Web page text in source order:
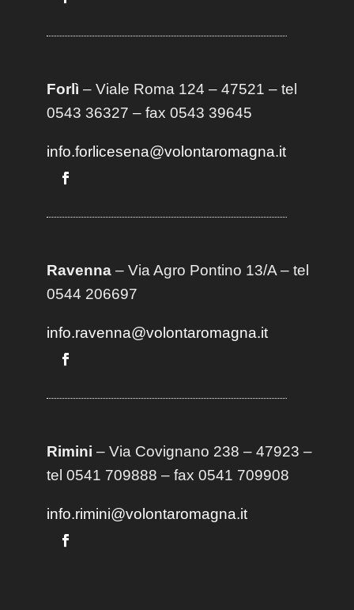
Forlì – Viale Roma 124 – 47521 – tel
0543 36327 – fax 0543 39645
info.forlicesena@volontaromagna.it
Ravenna– Via Agro Pontino 13/A– tel
0544 206697
info.ravenna@volontaromagna.it
Rimini – Via Covignano 238 – 47923 –
tel 0541 709888 – fax 0541 709908
info.rimini@volontaromagna.it